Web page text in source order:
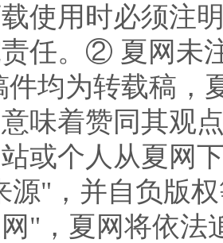
使用时必须注
任。② 夏网未
件均为转载稿，
味着赞同其观
或个人从夏网
源"，并自负版
"，夏网将依法